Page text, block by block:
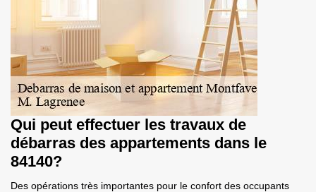
Qui peut effectuer les travaux de
débarras des appartements dans le
84140?
Des opérations très importantes pour le confort des occupants